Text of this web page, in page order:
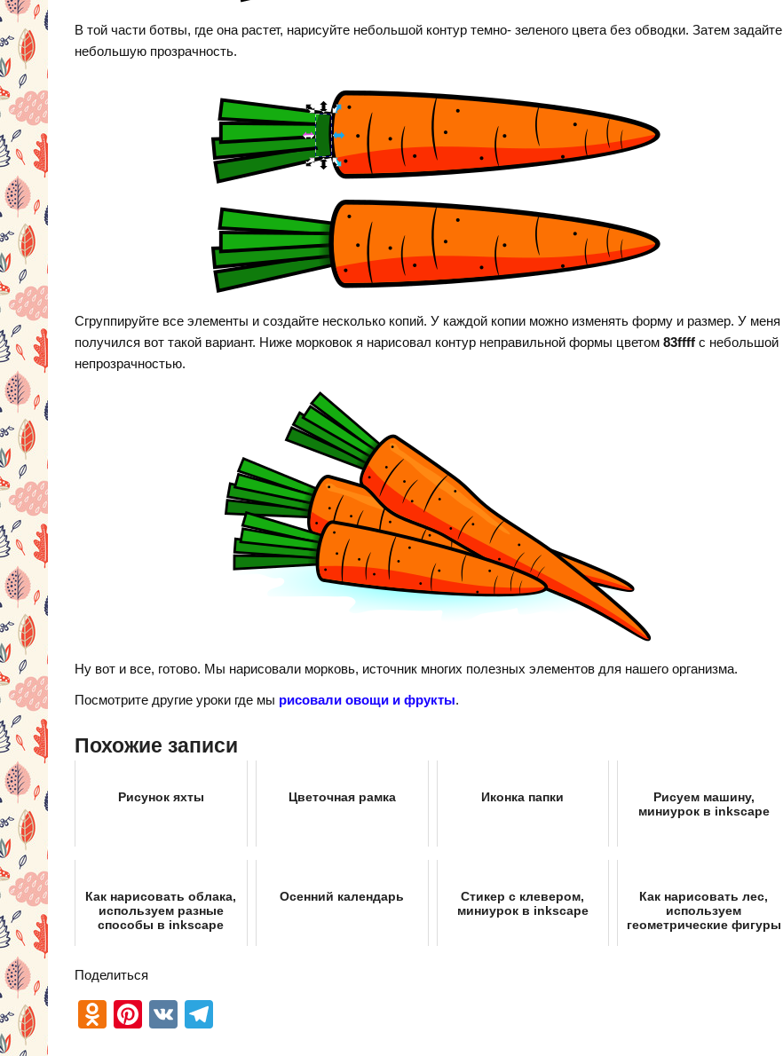
В той части ботвы, где она растет, нарисуйте небольшой контур темно- зеленого цвета без обводки. Затем задайте
небольшую прозрачность.
Сгруппируйте все элементы и создайте несколько копий. У каждой копии можно изменять форму и размер. У меня
получился вот такой вариант. Ниже морковок я нарисовал контур неправильной формы цветом83ffff с небольшой
непрозрачностью.
Ну вот и все, готово. Мы нарисовали морковь, источник многих полезных элементов для нашего организма.
Посмотрите другие уроки где мы рисовали овощи и фрукты.
Похожие записи
Рисунок яхты Цветочная рамка Иконка папки
Рисуем машину,
миниурок в inkscape
Как нарисовать облака,
используем разные
способы в inkscape
Осенний календарь
Стикер с клевером,
миниурок в inkscape
Как нарисовать лес,
используем
геометрические фигуры
Поделиться
O
Pi
V